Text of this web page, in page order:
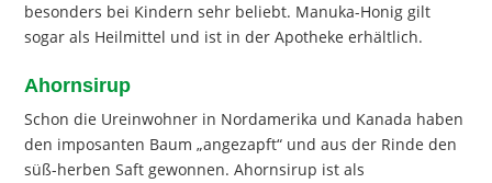
besonders bei Kindern sehr beliebt. Manuka-Honig gilt
sogar als Heilmittel und ist in der Apotheke erhältlich.
Ahornsirup
Schon die Ureinwohner in Nordamerika und Kanada haben
den imposanten Baum „angezapft“ und aus der Rinde den
süß-herben Saft gewonnen. Ahornsirup ist als